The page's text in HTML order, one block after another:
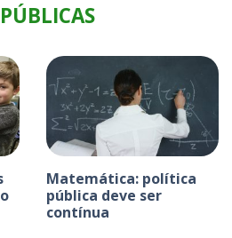
Matemática: política
pública deve ser
contínua